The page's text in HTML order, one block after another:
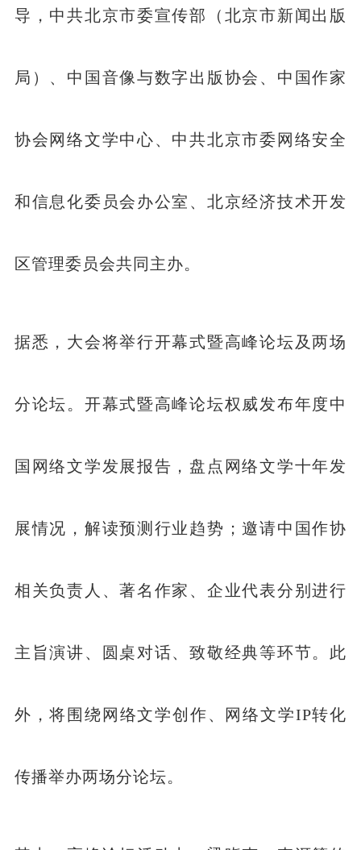
导，中共北京市委宣传部（北京市新闻出版
局）、中国音像与数字出版协会、中国作家
协会网络文学中心、中共北京市委网络安全
和信息化委员会办公室、北京经济技术开发
区管理委员会共同主办。
据悉，大会将举行开幕式暨高峰论坛及两场
分论坛。开幕式暨高峰论坛权威发布年度中
国网络文学发展报告，盘点网络文学十年发
展情况，解读预测行业趋势；邀请中国作协
相关负责人、著名作家、企业代表分别进行
主旨演讲、圆桌对话、致敬经典等环节。此
外，将围绕网络文学创作、网络文学IP转化
传播举办两场分论坛。